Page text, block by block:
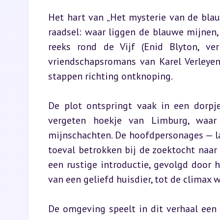
Het hart van „Het mysterie van de
raadsel: waar liggen de blauwe
reeks rond de Vijf (Enid Blyton,
vriendschapsromans van Karel
stappen richting ontknoping.
De plot ontspringt vaak in een
vergeten hoekje van Limburg,
mijnschachten. De hoofdpersonages —
toeval betrokken bij de zoektocht
een rustige introductie, gevolgd door
van een geliefd huisdier, tot de climax
De omgeving speelt in dit verhaal